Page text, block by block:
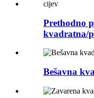
Prethodno
kvadratna/
Bešavna